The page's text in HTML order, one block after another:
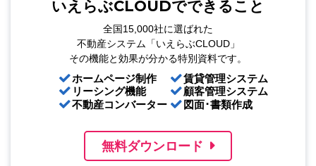
いえらぶCLOUDでできること
全国15,000社に選ばれた
不動産システム「いえらぶCLOUD」
その機能と効果が分かる特別資料です。
ホームページ制作
リーシング機能
不動産コンバーター
賃貸管理システム
顧客管理システム
図面･書類作成
無料ダウンロード